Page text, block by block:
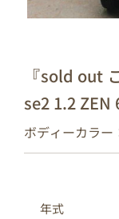
『sold out
se2 1.2 ZEN
ボディーカラー
年式